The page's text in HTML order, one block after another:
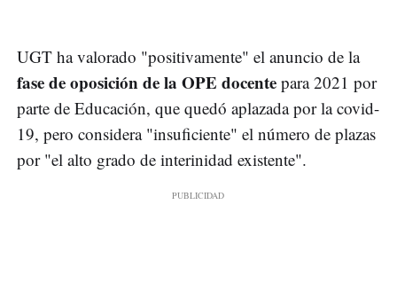
UGT ha valorado "positivamente" el anuncio de la
fase de oposición de la OPE docente para 2021 por
parte de Educación, que quedó aplazada por la covid-
19, pero considera "insuficiente" el número de plazas
por "el alto grado de interinidad existente".